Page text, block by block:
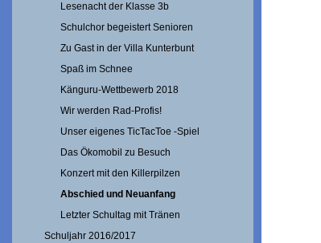
Lesenacht der Klasse 3b
Schulchor begeistert Senioren
Zu Gast in der Villa Kunterbunt
Spaß im Schnee
Känguru-Wettbewerb 2018
Wir werden Rad-Profis!
Unser eigenes TicTacToe -Spiel
Das Ökomobil zu Besuch
Konzert mit den Killerpilzen
Abschied und Neuanfang
Letzter Schultag mit Tränen
Schuljahr 2016/2017